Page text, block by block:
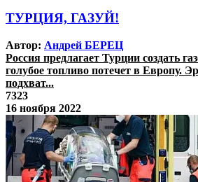
ТУРЦИЯ, ГАЗУЙ!
Автор: Андрей БЕРЕЦ
Россия предлагает Турции создать
голубое топливо потечет в Европу.
подхват...
7323
16 ноября 2022